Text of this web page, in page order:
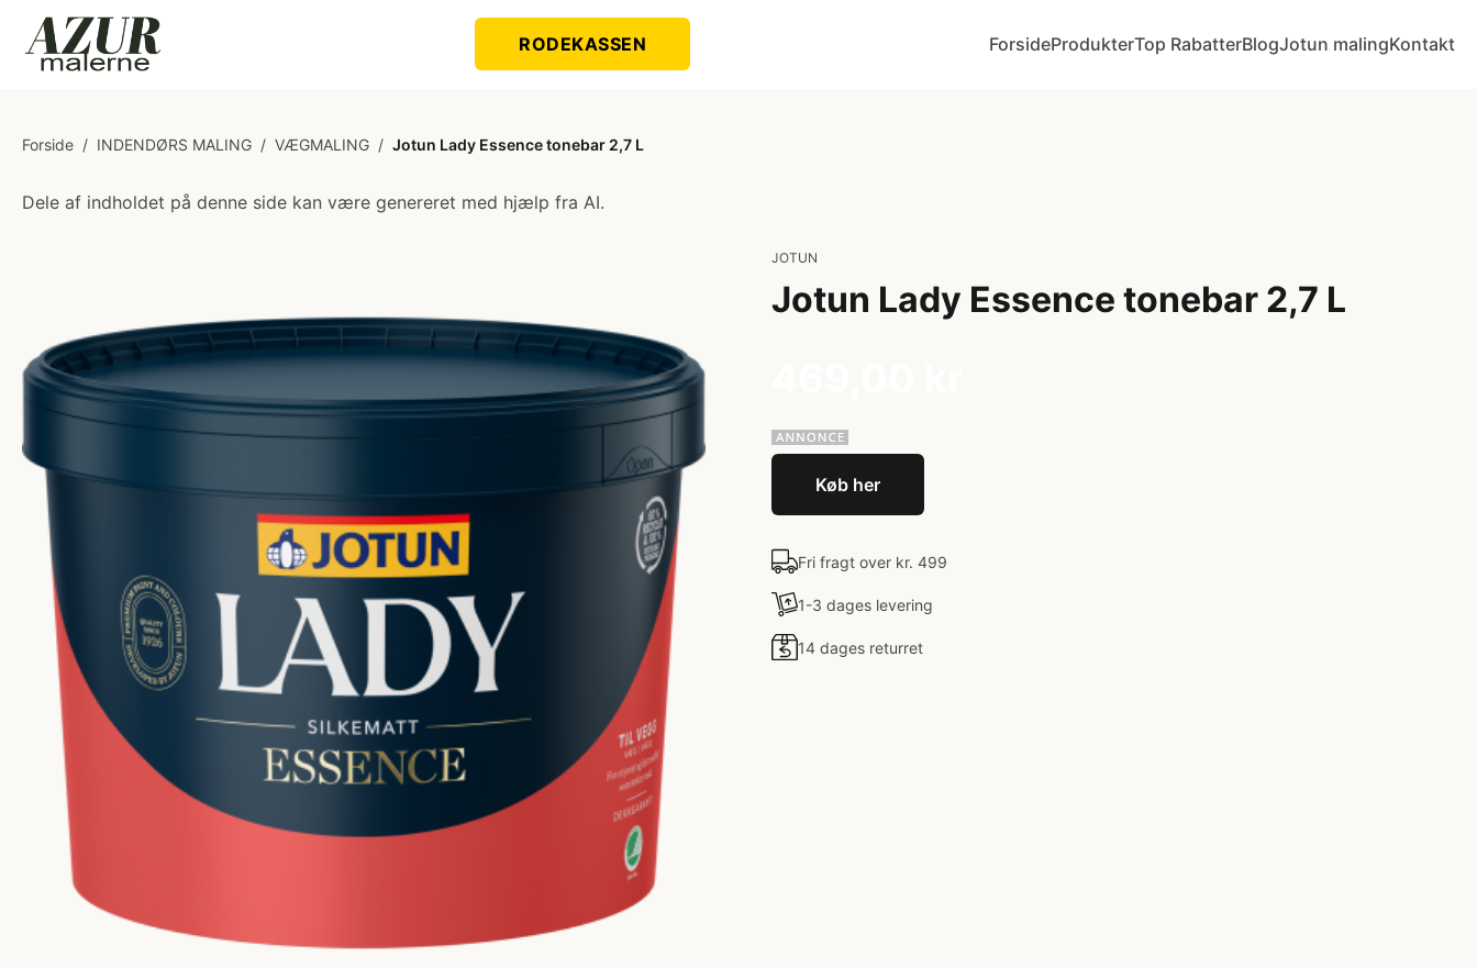
RODEKASSEN ForsideProdukterTop RabatterBlogJotun malingKontakt
Forside / INDENDØRS MALING / VÆGMALING / Jotun Lady Essence tonebar 2,7 L
Dele af indholdet på denne side kan være genereret med hjælp fra AI.
JOTUN
Jotun Lady Essence tonebar 2,7 L
Køb her
Fri fragt over kr. 499
1-3 dages levering
14 dages returret